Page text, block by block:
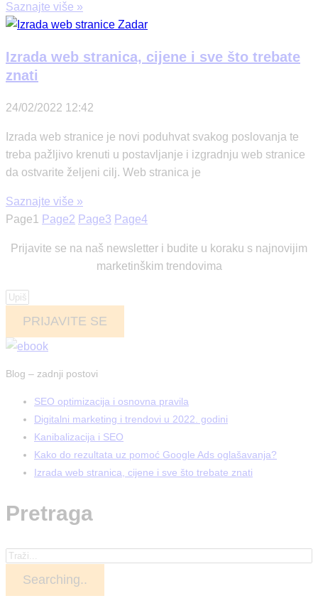
Saznajte više »
Izrada web stranica, cijene i sve što trebate
znati
24/02/2022 12:42
Izrada web stranice je novi poduhvat svakog poslovanja te
treba pažljivo krenuti u postavljanje i izgradnju web stranice
da ostvarite željeni cilj. Web stranica je
Saznajte više »
Page1 Page2 Page3 Page4
Prijavite se na naš newsletter i budite u koraku s najnovijim
marketinškim trendovima
PRIJAVITE SE
Blog – zadnji postovi
SEO optimizacija i osnovna pravila
Digitalni marketing i trendovi u 2022. godini
Kanibalizacija i SEO
Kako do rezultata uz pomoć Google Ads oglašavanja?
Izrada web stranica, cijene i sve što trebate znati
Pretraga
Searching..